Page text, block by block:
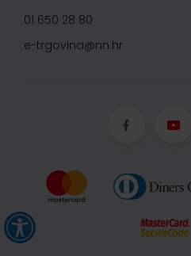
01 650 28 80
e-trgovina@nn.hr